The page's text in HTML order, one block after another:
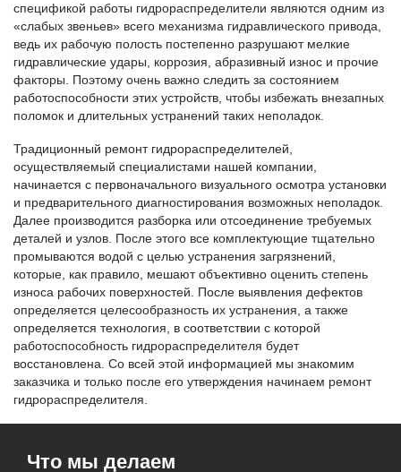
спецификой работы гидрораспределители являются одним из
«слабых звеньев» всего механизма гидравлического привода,
ведь их рабочую полость постепенно разрушают мелкие
гидравлические удары, коррозия, абразивный износ и прочие
факторы. Поэтому очень важно следить за состоянием
работоспособности этих устройств, чтобы избежать внезапных
поломок и длительных устранений таких неполадок.
Традиционный ремонт гидрораспределителей,
осуществляемый специалистами нашей компании,
начинается с первоначального визуального осмотра установки
и предварительного диагностирования возможных неполадок.
Далее производится разборка или отсоединение требуемых
деталей и узлов. После этого все комплектующие тщательно
промываются водой с целью устранения загрязнений,
которые, как правило, мешают объективно оценить степень
износа рабочих поверхностей. После выявления дефектов
определяется целесообразность их устранения, а также
определяется технология, в соответствии с которой
работоспособность гидрораспределителя будет
восстановлена. Со всей этой информацией мы знакомим
заказчика и только после его утверждения начинаем ремонт
гидрораспределителя.
Что мы делаем